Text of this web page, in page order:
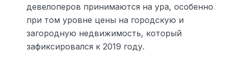
девелоперов принимаются на ура, особенно
при том уровне цены на городскую и
загородную недвижимость, который
зафиксировался к 2019 году.